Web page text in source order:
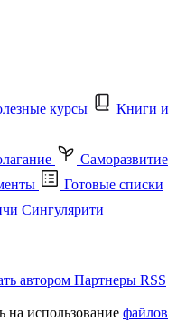
курсы
Книги и
Саморазвитие
Готовые списки
Сингулярити
автором Партнеры RSS
на использование файлов